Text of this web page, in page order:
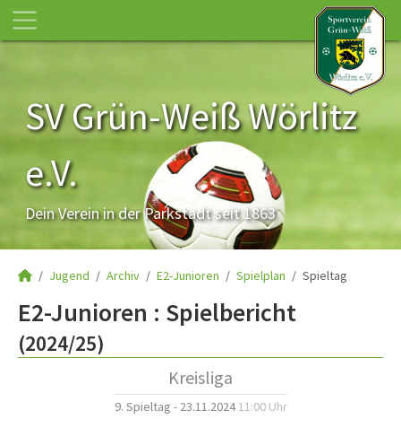
SV Grün-Weiß Wörlitz
e.V.
Dein Verein in der Parkstadt seit 1863
Jugend Archiv E2-Junioren Spielplan Spieltag
E2-Junioren : Spielbericht
(2024/25)
Kreisliga
9. Spieltag - 23.11.202411:00 Uhr